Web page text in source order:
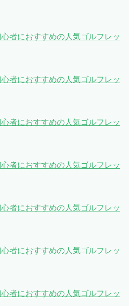
者におすすめの人気ゴルフレッ
者におすすめの人気ゴルフレッ
者におすすめの人気ゴルフレッ
者におすすめの人気ゴルフレッ
者におすすめの人気ゴルフレッ
者におすすめの人気ゴルフレッ
者におすすめの人気ゴルフレッ